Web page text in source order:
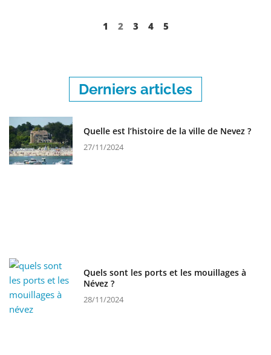
1 2 3 4 5
Derniers articles
Quelle est l’histoire de la ville de Nevez ?
27/11/2024
Quels sont les ports et les mouillages à
Névez ?
28/11/2024